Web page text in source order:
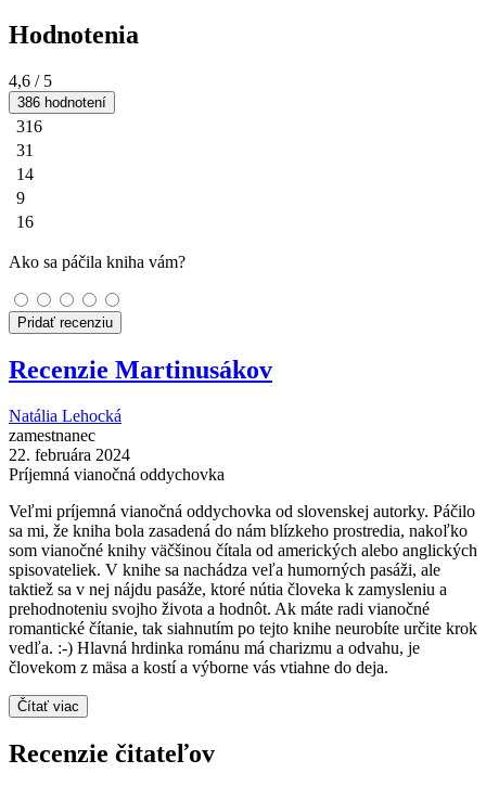
Hodnotenia
4,6 / 5
386 hodnotení
316
31
14
9
16
Ako sa páčila kniha vám?
Pridať recenziu
Recenzie Martinusákov
Natália Lehocká
zamestnanec
22. februára 2024
Príjemná vianočná oddychovka
Veľmi príjemná vianočná oddychovka od slovenskej autorky. Páčilo
sa mi, že kniha bola zasadená do nám blízkeho prostredia, nakoľko
som vianočné knihy väčšinou čítala od amerických alebo anglických
spisovateliek. V knihe sa nachádza veľa humorných pasáži, ale
taktiež sa v nej nájdu pasáže, ktoré nútia človeka k zamysleniu a
prehodnoteniu svojho života a hodnôt. Ak máte radi vianočné
romantické čítanie, tak siahnutím po tejto knihe neurobíte určite krok
vedľa. :-) Hlavná hrdinka románu má charizmu a odvahu, je
človekom z mäsa a kostí a výborne vás vtiahne do deja.
Čítať viac
Recenzie čitateľov